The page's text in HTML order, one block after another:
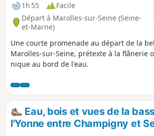
1h 55
Facile
Départ à Marolles-sur-Seine (Seine-
et-Marne)
Une courte promenade au départ de la
Marolles-sur-Seine, prétexte à la flânerie
nique au bord de l'eau.
Eau, bois et vues de la
l'Yonne entre Champigny et